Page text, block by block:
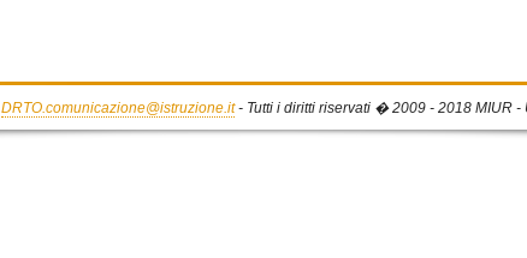
DRTO.comunicazione@istruzione.it- Tutti i diritti riservati � 2009 - 2018 MIUR -